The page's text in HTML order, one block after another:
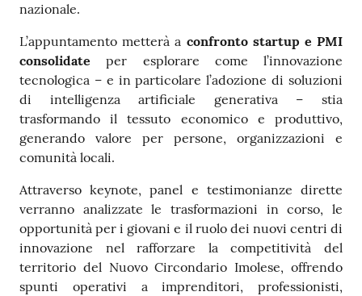
nazionale.
L’appuntamento metterà a confronto startup e PMI
consolidate per esplorare come l’innovazione
tecnologica – e in particolare l’adozione di soluzioni
di intelligenza artificiale generativa – stia
trasformando il tessuto economico e produttivo,
generando valore per persone, organizzazioni e
comunità locali.
Attraverso keynote, panel e testimonianze dirette
verranno analizzate le trasformazioni in corso, le
opportunità per i giovani e il ruolo dei nuovi centri di
innovazione nel rafforzare la competitività del
territorio del Nuovo Circondario Imolese, offrendo
spunti operativi a imprenditori, professionisti,